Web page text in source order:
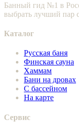
Банный гид №1 в
выбрать лучший пар
Каталог
Русская баня
Финская сауна
Хаммам
Бани на дровах
С бассейном
На карте
Сервис